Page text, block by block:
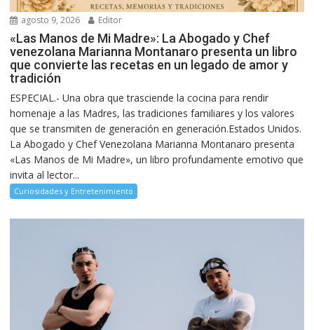
agosto 9, 2026 Editor
«Las Manos de Mi Madre»: La Abogado y Chef
venezolana Marianna Montanaro presenta un libro
que convierte las recetas en un legado de amor y
tradición
ESPECIAL.- Una obra que trasciende la cocina para rendir
homenaje a las Madres, las tradiciones familiares y los valores
que se transmiten de generación en generación.Estados Unidos.
La Abogado y Chef Venezolana Marianna Montanaro presenta
«Las Manos de Mi Madre», un libro profundamente emotivo que
invita al lector...
Curiosidades y Entretenimiento